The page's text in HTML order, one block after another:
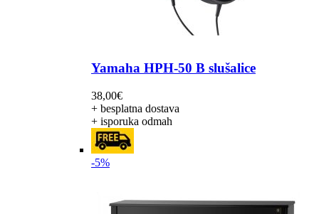
Yamaha HPH-50 B slušalice
38,00€
+ besplatna dostava
+ isporuka odmah
-5%